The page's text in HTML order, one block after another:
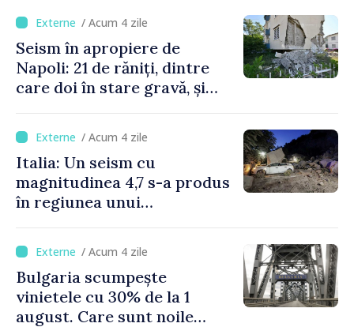
/ Acum 4 zile
Seism în apropiere de
Napoli: 21 de răniți, dintre
care doi în stare gravă, și
/ Acum 4 zile
Italia: Un seism cu
magnitudinea 4,7 s-a produs
în regiunea unui
de Napoli
/ Acum 4 zile
Bulgaria scumpește
vinietele cu 30% de la 1
august. Care sunt noile